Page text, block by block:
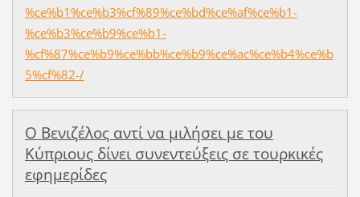
%ce%b1%ce%b3%cf%89%ce%bd%ce%af%ce%b1-
%ce%b3%ce%b9%ce%b1-
%cf%87%ce%b9%ce%bb%ce%b9%ce%ac%ce%b4%ce%b
5%cf%82-/
Ο Βενιζέλος αντί να μιλήσει με του
Κύπριους δίνει συνεντεύξεις σε τουρκικές
εφημερίδες